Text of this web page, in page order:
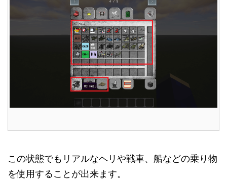
この状態でもリアルなヘリや戦車、船などの乗り物
を使用することが出来ます。